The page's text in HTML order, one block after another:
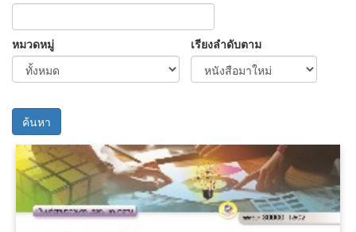
หมวดหมู่ เรียงลำดับตาม
ค้นหา